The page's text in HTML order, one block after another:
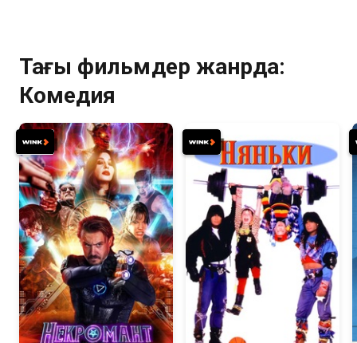
Тағы фильмдер жанрда:
Комедия
5.8 5.6 7.2